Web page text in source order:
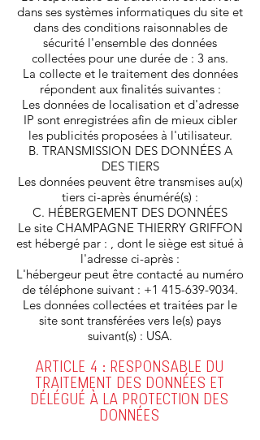
dans ses systèmes informatiques du site et
dans des conditions raisonnables de
sécurité l'ensemble des données
collectées pour une durée de : 3 ans.
La collecte et le traitement des données
répondent aux finalités suivantes :
Les données de localisation et d'adresse
IP sont enregistrées afin de mieux cibler
les publicités proposées à l'utilisateur.
B. TRANSMISSION DES DONNÉES A
DES TIERS
Les données peuvent être transmises au(x)
tiers ci-après énuméré(s) :
C. HÉBERGEMENT DES DONNÉES
Le site CHAMPAGNE THIERRY GRIFFON
est hébergé par : , dont le siège est situé à
l'adresse ci-après :
L'hébergeur peut être contacté au numéro
de téléphone suivant : +1 415-639-9034.
Les données collectées et traitées par le
site sont transférées vers le(s) pays
suivant(s) : USA.
ARTICLE 4 : RESPONSABLE DU
TRAITEMENT DES DONNÉES ET
DÉLÉGUÉ À LA PROTECTION DES
DONNÉES